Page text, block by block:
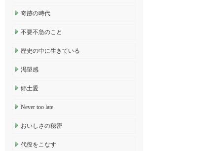
奇跡の時代
不要不急のこと
歴史の中に生きている
渇望感
郷土愛
Never too late
おいしさの秘密
代役をこなす